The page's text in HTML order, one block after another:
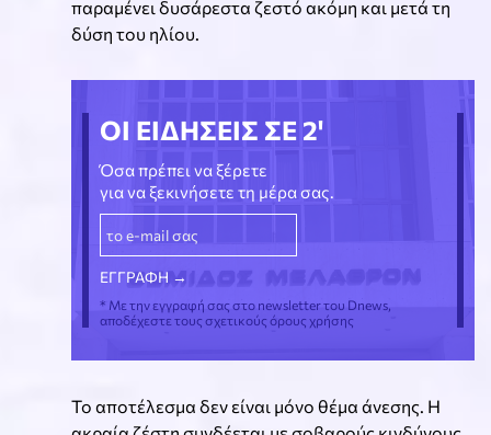
παραμένει δυσάρεστα ζεστό ακόμη και μετά τη
δύση του ηλίου.
ΟΙ ΕΙΔΗΣΕΙΣ ΣΕ 2'
Όσα πρέπει να ξέρετε
για να ξεκινήσετε τη μέρα σας.
* Με την εγγραφή σας στο newsletter του Dnews,
αποδέχεστε τους σχετικούς όρους χρήσης
Το αποτέλεσμα δεν είναι μόνο θέμα άνεσης. Η